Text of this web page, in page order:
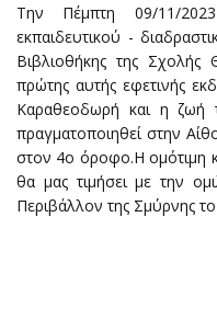
Την Πέμπτη 09/11/
εκπαιδευτικού -
Βιβλιοθήκης της
πρώτης αυτής εφετινής
Καραθεοδωρή και η ζωή
πραγματοποιηθεί στην
στον 4ο όροφο.Η ομότιμη
θα μας τιμήσει με την
Περιβάλλον της Σμύρνης